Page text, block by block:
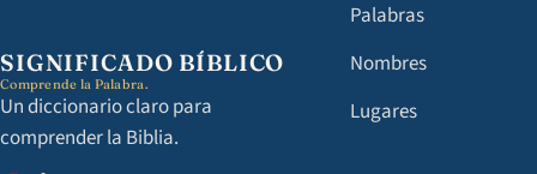
SIGNIFICADO BÍBLICO
Comprende la Palabra.
Un diccionario claro para
comprender la Biblia.
Palabras
Nombres
Lugares